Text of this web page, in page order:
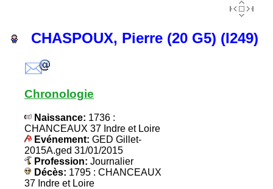
CHASPOUX, Pierre (20 G5) (I249)
Chronologie
Naissance: 1736 :
CHANCEAUX 37 Indre et Loire
Evénement: GED Gillet-
2015A.ged 31/01/2015
Profession: Journalier
Décès: 1795 : CHANCEAUX
37 Indre et Loire